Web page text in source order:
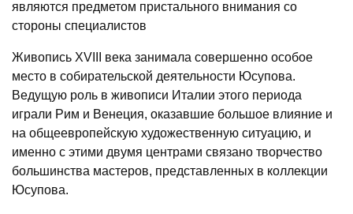
являются предметом пристального внимания со
стороны специалистов
Живопись XVIII века занимала совершенно особое
место в собирательской деятельности Юсупова.
Ведущую роль в живописи Италии этого периода
играли Рим и Венеция, оказавшие большое влияние и
на общеевропейскую художественную ситуацию, и
именно с этими двумя центрами связано творчество
большинства мастеров, представленных в коллекции
Юсупова.